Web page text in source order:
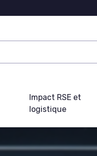
Impact RSE et
logistique